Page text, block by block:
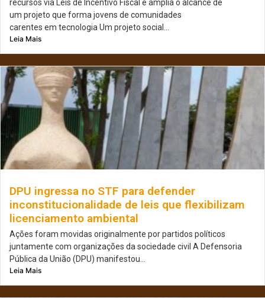
recursos via Leis de Incentivo Fiscal e amplia o alcance de
um projeto que forma jovens de comunidades
carentes em tecnologia Um projeto social...
Leia Mais
DPU ingressa no STF para defender
inconstitucionalidade de leis que flexibilizam
licenciamento ambiental
Ações foram movidas originalmente por partidos políticos
juntamente com organizações da sociedade civil A Defensoria
Pública da União (DPU) manifestou...
Leia Mais